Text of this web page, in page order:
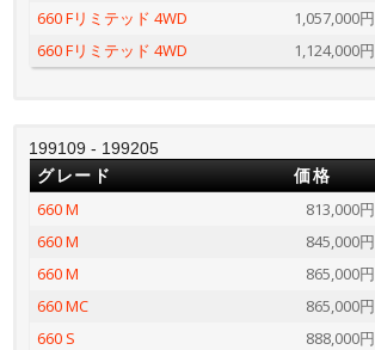
660 Fリミテッド 4WD
1,057,000円
660 Fリミテッド 4WD
1,124,000円
199109 - 199205
グレード 価格
660 M 813,000円
660 M
845,000円
660 M
865,000円
660 MC
865,000円
660 S
888,000円